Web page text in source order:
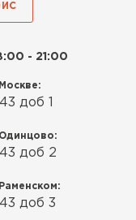
- 21:00
доб 1
доб 2
доб 3